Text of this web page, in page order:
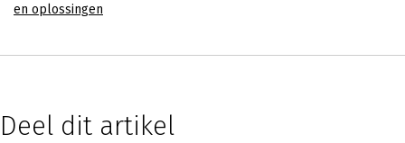
en oplossingen
Deel dit artikel